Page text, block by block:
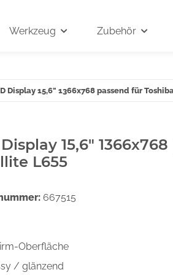
Werkzeug Zubehör
Display 15,6" 1366x768 passend für
15,6"
L655
667515
Oberfläche
/ glänzend